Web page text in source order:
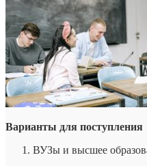
Варианты для поступления
ВУЗы и высшее